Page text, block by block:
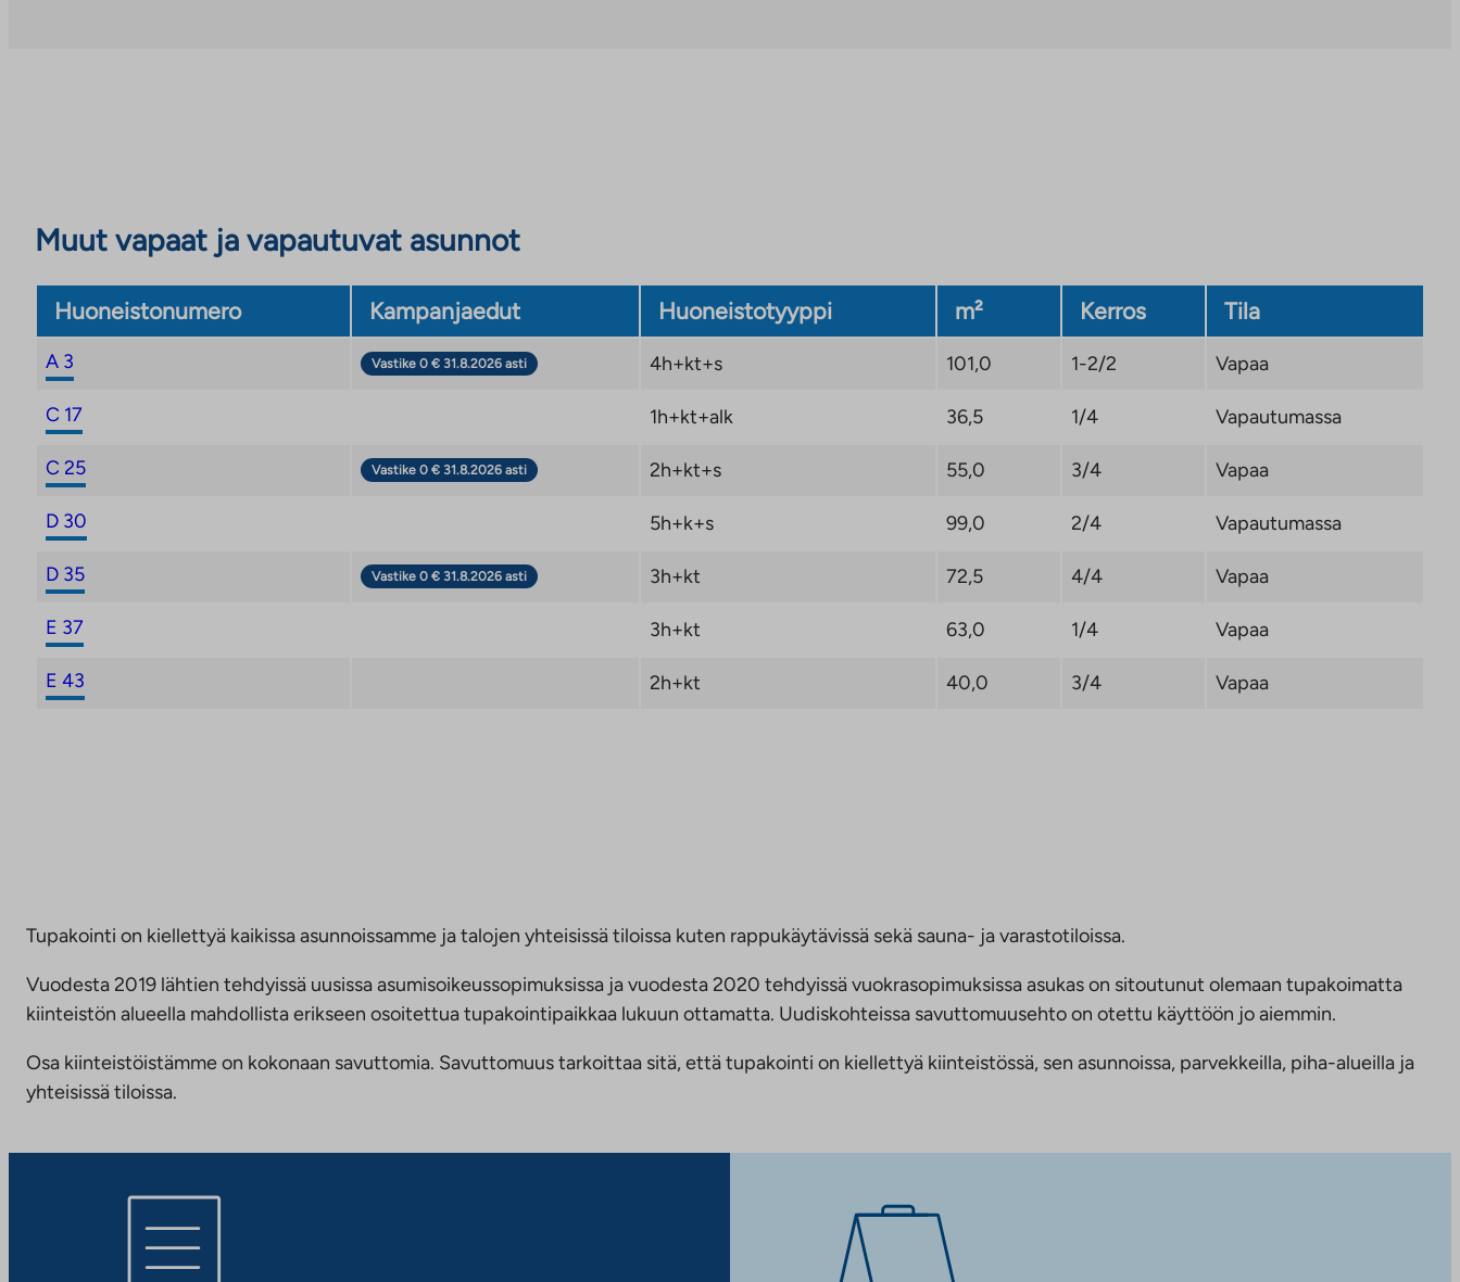
Muut vapaat ja vapautuvat asunnot
Huoneistonumero Kampanjaedut Huoneistotyyppi m² Kerros Tila
A 3 Vastike 0 € 31.8.2026 asti 4h+kt+s 101,0 1-2/2 Vapaa
C 17 1h+kt+alk 36,5 1/4 Vapautumassa
C 25 Vastike 0 € 31.8.2026 asti 2h+kt+s 55,0 3/4 Vapaa
D 30 5h+k+s 99,0 2/4 Vapautumassa
D 35 Vastike 0 € 31.8.2026 asti 3h+kt 72,5 4/4 Vapaa
E 37 3h+kt 63,0 1/4 Vapaa
E 43 2h+kt 40,0 3/4 Vapaa
Tupakointi on kiellettyä kaikissa asunnoissamme ja talojen yhteisissä tiloissa kuten rappukäytävissä sekä sauna- ja varastotiloissa.
Vuodesta 2019 lähtien tehdyissä uusissa asumisoikeussopimuksissa ja vuodesta 2020 tehdyissä vuokrasopimuksissa asukas on sitoutunut olemaan tupakoimatta
kiinteistön alueella mahdollista erikseen osoitettua tupakointipaikkaa lukuun ottamatta. Uudiskohteissa savuttomuusehto on otettu käyttöön jo aiemmin.
Osa kiinteistöistämme on kokonaan savuttomia. Savuttomuus tarkoittaa sitä, että tupakointi on kiellettyä kiinteistössä, sen asunnoissa, parvekkeilla, piha-alueilla ja
yhteisissä tiloissa.